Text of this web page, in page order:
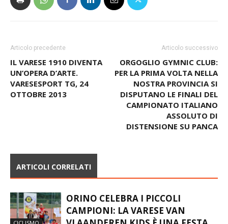
Articolo precedente
IL VARESE 1910 DIVENTA
UN’OPERA D’ARTE.
VARESESPORT TG, 24
OTTOBRE 2013
Articolo successivo
ORGOGLIO GYMNIC CLUB:
PER LA PRIMA VOLTA NELLA
NOSTRA PROVINCIA SI
DISPUTANO LE FINALI DEL
CAMPIONATO ITALIANO
ASSOLUTO DI
DISTENSIONE SU PANCA
ARTICOLI CORRELATI
ORINO CELEBRA I PICCOLI
CAMPIONI: LA VARESE VAN